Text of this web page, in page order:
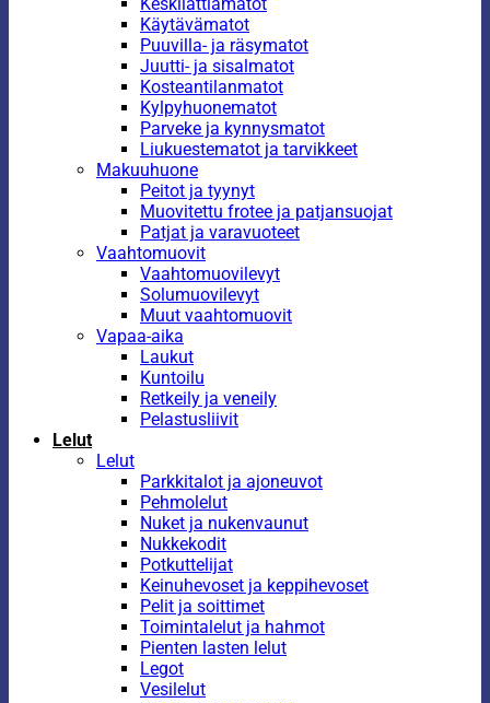
Käytävämatot
Puuvilla- ja räsymatot
Juutti- ja sisalmatot
Kosteantilanmatot
Kylpyhuonematot
Parveke ja kynnysmatot
Liukuestematot ja tarvikkeet
Makuuhuone
Peitot ja tyynyt
Muovitettu frotee ja patjansuojat
Patjat ja varavuoteet
Vaahtomuovit
Vaahtomuovilevyt
Solumuovilevyt
Muut vaahtomuovit
Vapaa-aika
Laukut
Kuntoilu
Retkeily ja veneily
Pelastusliivit
Lelut
Lelut
Parkkitalot ja ajoneuvot
Pehmolelut
Nuket ja nukenvaunut
Nukkekodit
Potkuttelijat
Keinuhevoset ja keppihevoset
Pelit ja soittimet
Toimintalelut ja hahmot
Pienten lasten lelut
Legot
Vesilelut